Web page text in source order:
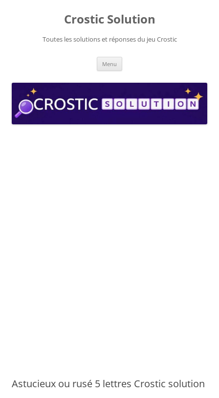
Crostic Solution
Toutes les solutions et réponses du jeu Crostic
Menu
Astucieux ou rusé 5 lettres Crostic solution